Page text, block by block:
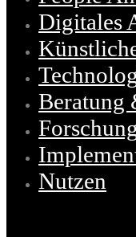
Digitales
Beratung
Nutzen